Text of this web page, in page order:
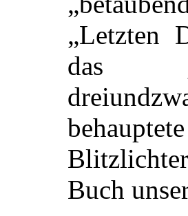
„Letzten
das
Buch